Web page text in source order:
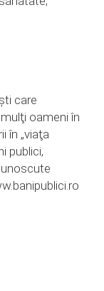
care
oameni în
în „viaţa
publici,